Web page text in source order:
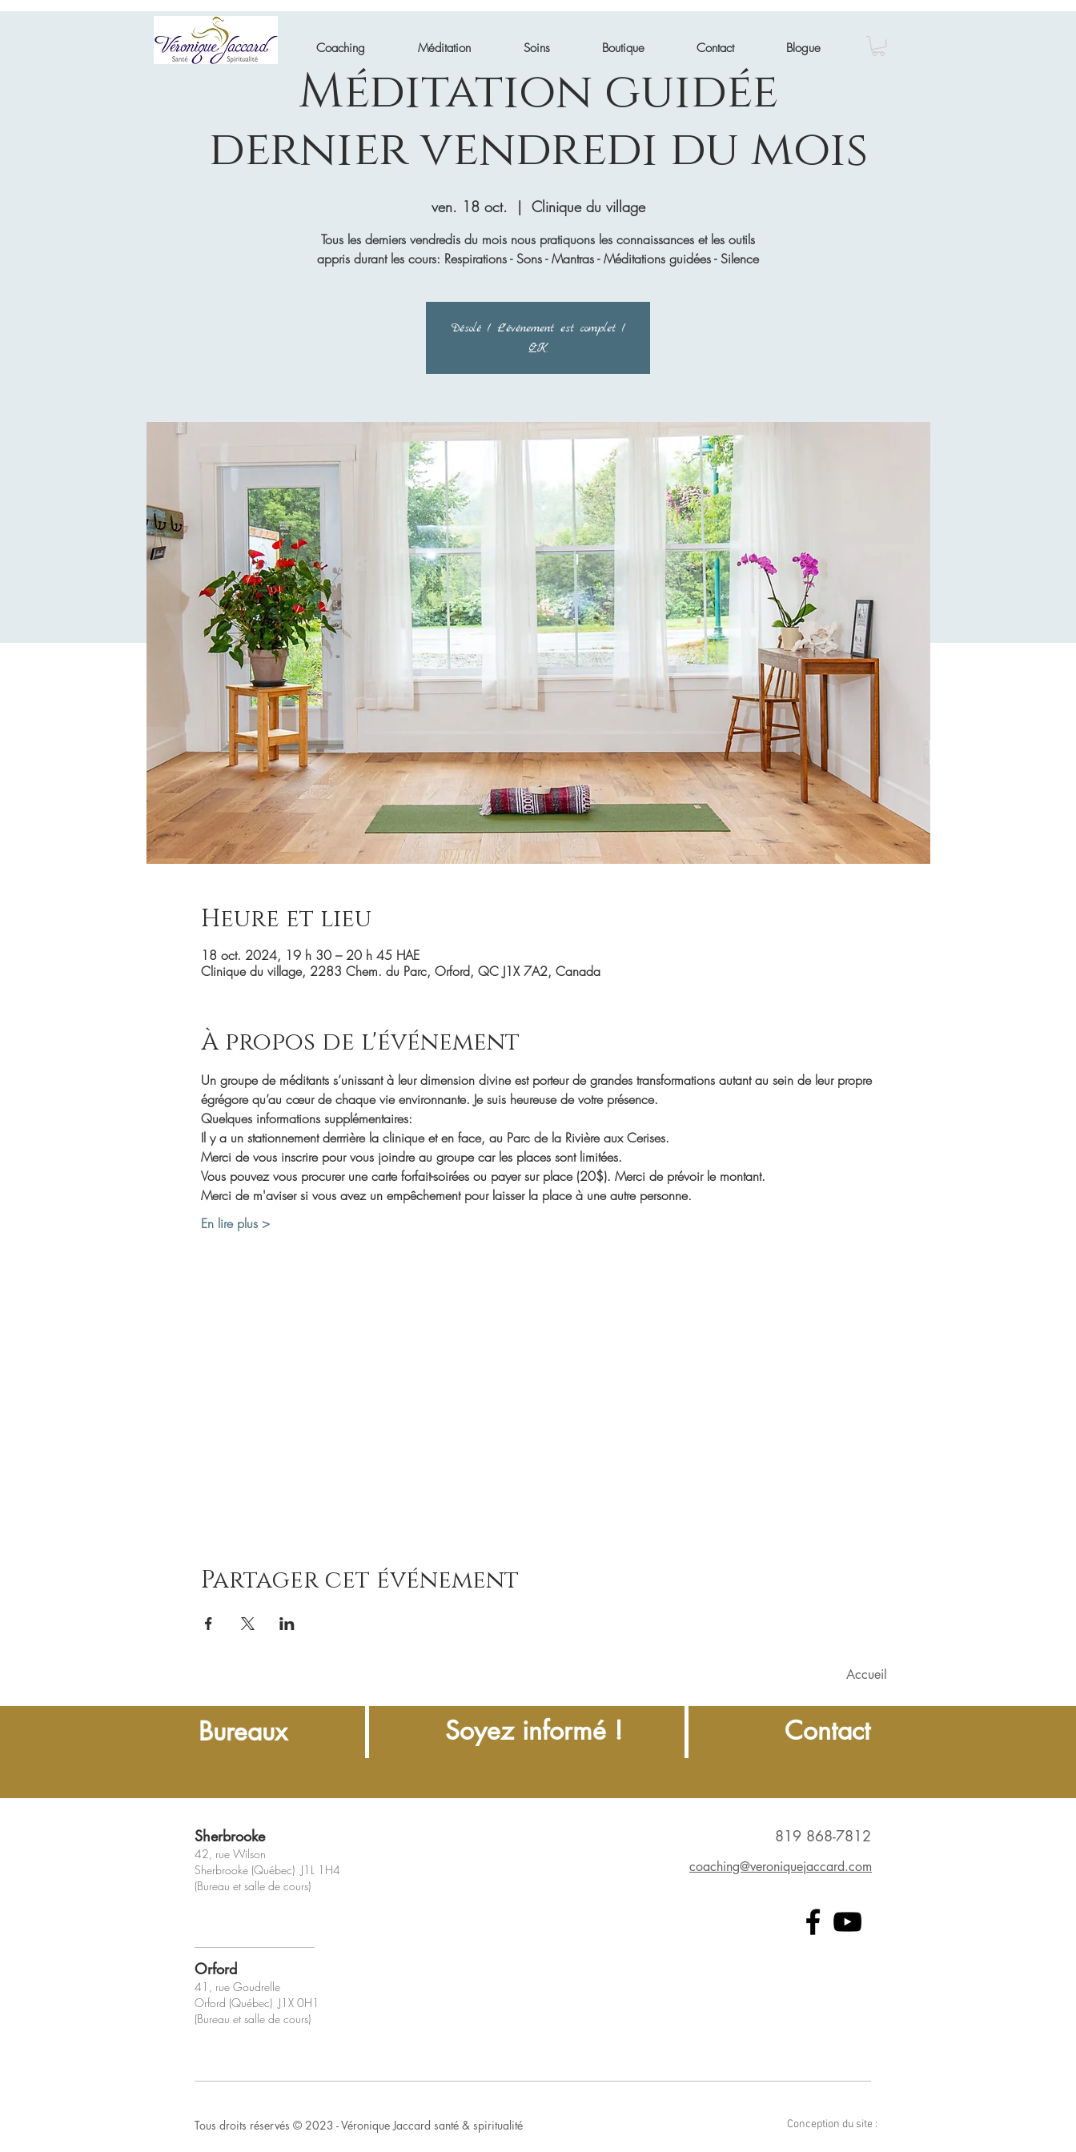
Coaching Méditation Soins Boutique Contact Blogue
Méditation guidée
dernier vendredi du mois
ven. 18 oct.
  |
Clinique du village
Tous les derniers vendredis du mois nous pratiquons les connaissances et les outils
appris durant les cours: Respirations - Sons - Mantras - Méditations guidées - Silence
Désolé ! L'événement est complet !
OK
Heure et lieu
18 oct. 2024, 19 h 30 – 20 h 45 HAE
Clinique du village, 2283 Chem. du Parc, Orford, QC J1X 7A2, Canada
À propos de l'événement
Un groupe de méditants s’unissant à leur dimension divine est porteur de grandes transformations autant au sein de leur propre
égrégore qu’au cœur de chaque vie environnante. Je suis heureuse de votre présence.
Quelques informations supplémentaires:
Il y a un stationnement derrrière la clinique et en face, au Parc de la Rivière aux Cerises.
Merci de vous inscrire pour vous joindre au groupe car les places sont limitées.
Vous pouvez vous procurer une carte forfait-soirées ou payer sur place (20$). Merci de prévoir le montant.
Merci de m'aviser si vous avez un empêchement pour laisser la place à une autre personne.
En lire plus >
Partager cet événement
Accueil
Bureaux Soyez informé ! Contact
Sherbrooke
42, rue Wilson
Sherbrooke (Québec) J1L 1H4
(Bureau et salle de cours)
Orford
41, rue Goudrelle
Orford (Québec) J1X 0H1
(Bureau et salle de cours)
819 868-7812
coaching@veroniquejaccard.com
Tous droits réservés © 2023 - Véronique Jaccard santé & spiritualité Conception du site :